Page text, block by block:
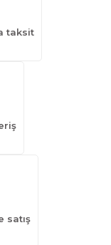
taksit
satış